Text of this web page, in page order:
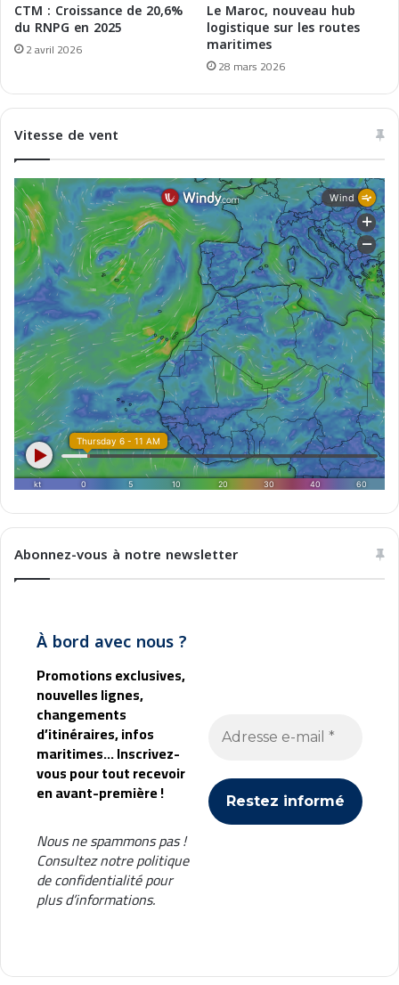
c
o
n
i
E
c
o
s
y
s
t
e
m
e
G
ê
s
A
l
g
e
r
CTM : Croissance de 20,6%
du RNPG en 2025
2 avril 2026
Le Maroc, nouveau hub
logistique sur les routes
maritimes
28 mars 2026
Vitesse de vent
Abonnez-vous à notre newsletter
À bord avec nous ?
Promotions exclusives,
nouvelles lignes,
changements
d’itinéraires, infos
maritimes... Inscrivez-
vous pour tout recevoir
en avant-première !
Nous ne spammons pas !
Consultez notrepolitique
de confidentialitépour
plus d’informations.